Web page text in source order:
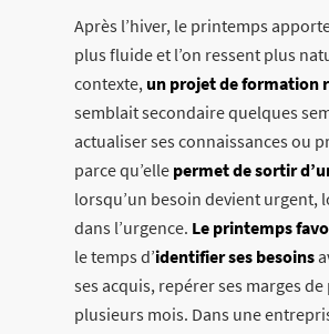
Après l’hiver, le printemps
plus fluide et l’on ressent plus
contexte, un projet de formation
semblait secondaire quelques
actualiser ses connaissances ou
parce qu’elle permet de sortir
lorsqu’un besoin devient urgent,
dans l’urgence. Le printemps
le temps d’identifier ses besoins
ses acquis, repérer ses marges
plusieurs mois. Dans une